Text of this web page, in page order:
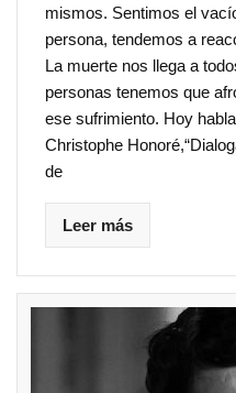
mismos. Sentimos el
persona, tendemos a
La muerte nos llega a
personas tenemos que
ese sufrimiento. Hoy
Christophe
de
Leer más